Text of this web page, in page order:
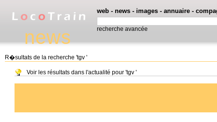
news
web - news - images - annuaire -
recherche avancée
R�sultats de la recherche 'tgv '
Voir les résultats dans l'actualité pour 'tgv '